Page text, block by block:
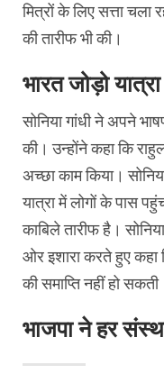
मित्रों के लिए सत्ता चला
की तारीफ भी की।
भारत जोड़ो
सोनिया गांधी ने अपने
की। उन्होंने कहा कि
अच्छा काम किया।
यात्रा में लोगों के पास
काबिले तारीफ है।
ओर इशारा करते हुए कहा
की समाप्ति नहीं हो
भाजपा ने हर